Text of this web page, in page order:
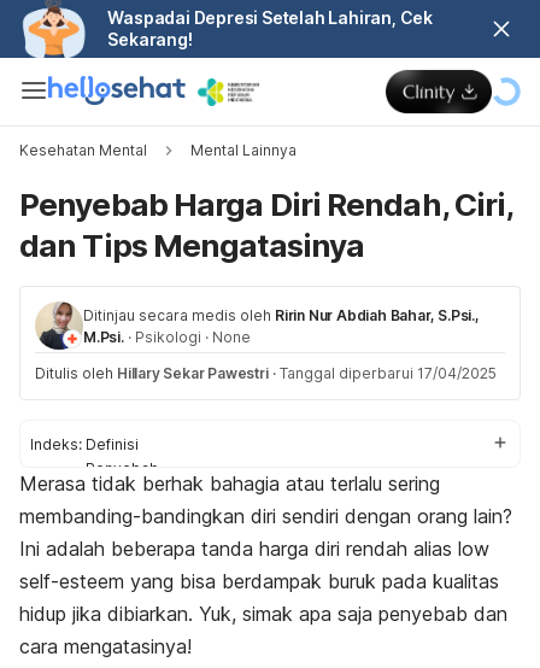
Waspadai Depresi Setelah Lahiran, Cek
Sekarang!
Kesehatan Mental Mental Lainnya
Penyebab Harga Diri Rendah, Ciri,
dan Tips Mengatasinya
Ditinjau secara medis oleh Ririn Nur Abdiah Bahar, S.Psi.,
M.Psi. · Psikologi · None
Ditulis oleh Hillary Sekar Pawestri · Tanggal diperbarui 17/04/2025
Indeks: Definisi
Penyebab
Cara mengatasi
Merasa tidak berhak bahagia atau terlalu sering
membanding-bandingkan diri sendiri dengan orang lain?
Ini adalah beberapa tanda harga diri rendah alias low
self-esteem yang bisa berdampak buruk pada kualitas
hidup jika dibiarkan. Yuk, simak apa saja penyebab dan
cara mengatasinya!